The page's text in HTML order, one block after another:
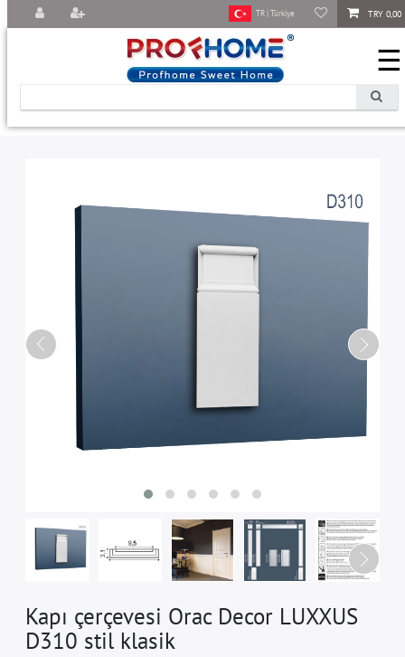
TRY 0,00
TR | Türkiye
☰
Kapı çerçevesi Orac Decor LUXXUS
D310 stil klasik